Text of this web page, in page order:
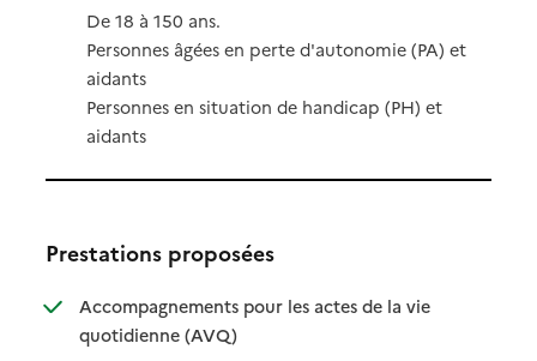
De 18 à 150 ans.
Personnes âgées en perte d'autonomie (PA) et
aidants
Personnes en situation de handicap (PH) et
aidants
Prestations proposées
Accompagnements pour les actes de la vie
quotidienne (AVQ): disponible
: non disponible